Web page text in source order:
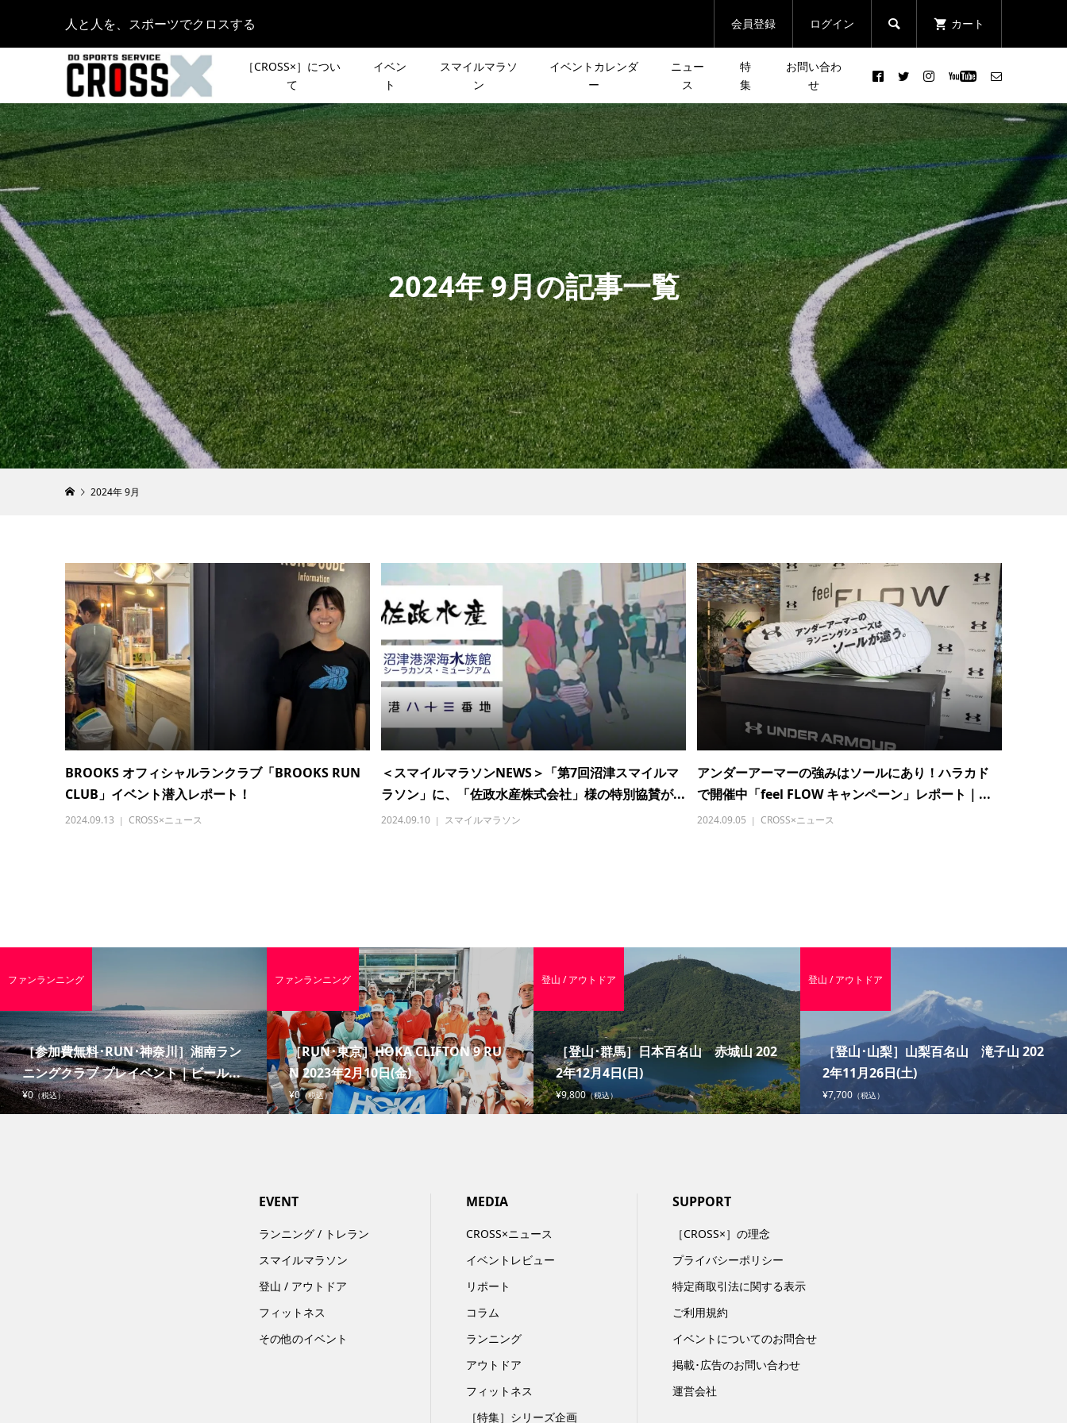
人と人を、スポーツでクロスする 会員登録 ログイン  カート
［CROSS×］につい
て
イベン
ト
スマイルマラソ
ン
イベントカレンダ
ー
ニュー
ス
特
集
お問い合わ
せ
［NEWS］『東京観光ライド
with ステレオタイフーン』
コース決定！
2022.06.04
［NEWS］2021年11月6日
(土)の「リクエスト登山」行
き先決定！！
2021.09.23
2025年9月28日 開催！網走オ
ホーツクマラソン エントリー
開始！ゲストは志村美希さ...
2025.04.03
ガーミンのレースヴィジェッ
ト機能を使って走ってみた！
2024.12.06
【申込受付中】「ぱつらん～
夏だし走った後に温泉に入ろ
うよ！～」開催日は7月27...
2024.07.23
「JACK WOLFSKIN
DISCOVERY CLUB」 Event
Report ＃１ 初心者にも大...
2022.05.09
［YouTube］アンバサダー中
村優さんと登った馬頭刈山
2020.08.19
[2022年］しっかり感染対
策！ 近日開催予定のマラソ
ン大会5選！
2022.01.27
［NEWS］7日間のオンライ
ンランイベント『RUY UEDA
30K or D+ ONLINE MARA...
2021.05.21
［新シリーズ企画］皆さんの
声で行き先が決まる登山イベ
ント「リクエスト登山」
［夏のシリーズ企画］
OUTDOOR DAY
KAMAKURA
皆さんの声で行き先が決まる
登山イベント「第3回 リクエ
スト登山」
皆さんの声で行き先が決まる
登山イベント「第2回 リクエ
スト登山」
12月26日(日)［CROSS×忘年
会］で1年の締めくくり！
2024年 9月の記事一覧
2024年 9月
BROOKS オフィシャルランクラブ「BROOKS RUN
CLUB」イベント潜入レポート！
2024.09.13 CROSS×ニュース
＜スマイルマラソンNEWS＞「第7回沼津スマイルマ
ラソン」に、「佐政水産株式会社」様の特別協賛が...
2024.09.10 スマイルマラソン
アンダーアーマーの強みはソールにあり！ハラカド
で開催中「feel FLOW キャンペーン」レポート｜...
2024.09.05 CROSS×ニュース
［参加費無料･RUN･神奈川］湘南ラン
ニングクラブ プレイベント｜ビール...
¥0（税込）
ファンランニング
［RUN･東京］HOKA CLIFTON 9 RU
N 2023年2月10日(金)
¥0（税込）
ファンランニング
［登山･群馬］日本百名山 赤城山 202
2年12月4日(日)
¥9,800（税込）
登山 / アウトドア
［登山･山梨］山梨百名山 滝子山 202
2年11月26日(土)
¥7,700（税込）
登山 / アウトドア
EVENT
ランニング / トレラン
スマイルマラソン
登山 / アウトドア
フィットネス
その他のイベント
MEDIA
CROSS×ニュース
イベントレビュー
リポート
コラム
ランニング
アウトドア
フィットネス
［特集］シリーズ企画
SUPPORT
［CROSS×］の理念
プライバシーポリシー
特定商取引法に関する表示
ご利用規約
イベントについてのお問合せ
掲載･広告のお問い合わせ
運営会社